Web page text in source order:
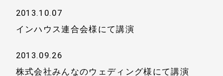
2013.10.07
インハウス連合会様にて講演
2013.09.26
株式会社みんなのウェディング様にて講演